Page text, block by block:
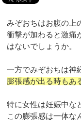
みぞおちはお腹の上
衝撃が加わると激痛
はないでしょうか。
一方でみぞおちは神
膨張感が出る時もあ
特に女性は妊娠中な
この膨張感は一体な